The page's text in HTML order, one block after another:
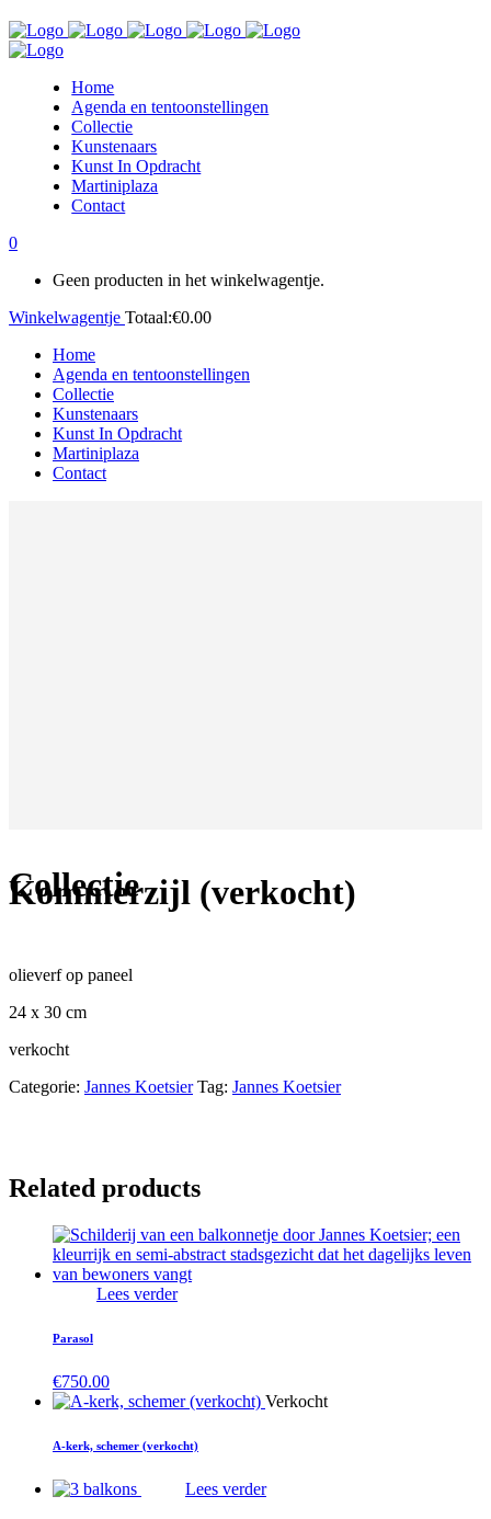
Home
Agenda en tentoonstellingen
Collectie
Kunstenaars
Kunst In Opdracht
Martiniplaza
Contact
0
Geen producten in het winkelwagentje.
Winkelwagentje Totaal:€0.00
Home
Agenda en tentoonstellingen
Collectie
Kunstenaars
Kunst In Opdracht
Martiniplaza
Contact
Collectie
Kommerzijl (verkocht)
olieverf op paneel
24 x 30 cm
verkocht
Categorie: Jannes Koetsier Tag: Jannes Koetsier
Related products
Lees verder
Parasol
€750.00
Verkocht
A-kerk, schemer (verkocht)
Lees verder